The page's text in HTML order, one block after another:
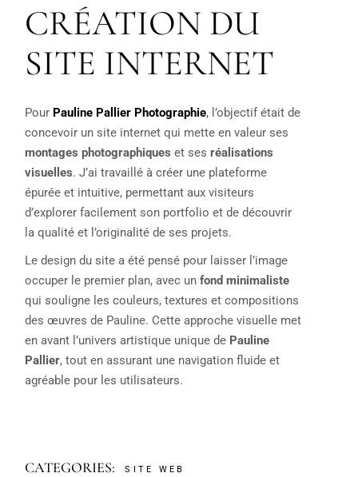
CRÉATION DU
SITE INTERNET
Pour Pauline Pallier Photographie, l’objectif était de
concevoir un site internet qui mette en valeur ses
montages photographiques et sesréalisations
visuelles. J’ai travaillé à créer une plateforme
épurée et intuitive, permettant aux visiteurs
d’explorer facilement son portfolio et de découvrir
la qualité et l’originalité de ses projets.
Le design du site a été pensé pour laisser l’image
occuper le premier plan, avec unfond minimaliste
qui souligne les couleurs, textures et compositions
des œuvres de Pauline. Cette approche visuelle met
en avant l’univers artistique unique de Pauline
Pallier, tout en assurant une navigation fluide et
agréable pour les utilisateurs.
CATEGORIES: SITE WEB